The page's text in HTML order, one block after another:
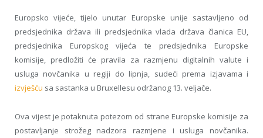
Europsko vijeće, tijelo unutar Europske unije sastavljeno od
predsjednika država ili predsjednika vlada država članica EU,
predsjednika Europskog vijeća te predsjednika Europske
komisije, predložiti će pravila za razmjenu digitalnih valute i
usluga novčanika u regiji do lipnja, sudeći prema izjavama i
izvješću sa sastanka u Bruxellesu održanog 13. veljače.
Ova vijest je potaknuta potezom od strane Europske komisije za
postavljanje strožeg nadzora razmjene i usluga novčanika.